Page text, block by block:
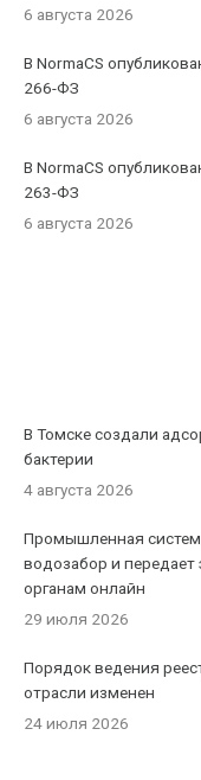
6 августа 2026
В NormaCS
266-ФЗ
6 августа 2026
В NormaCS
263-ФЗ
6 августа 2026
В Томске создали
бактерии
4 августа 2026
Промышленная
водозабор и
органам онлайн
29 июля 2026
Порядок ведения
отрасли изменен
24 июля 2026